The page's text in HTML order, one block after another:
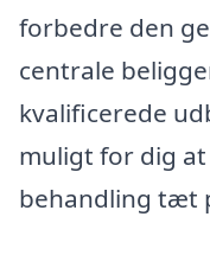
forbedre den
centrale
kvalificerede
muligt for dig
behandling tæt